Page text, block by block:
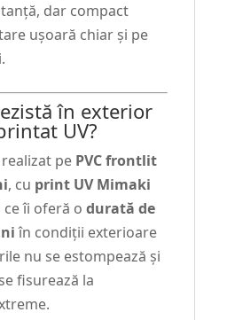
dar compact
ușoară chiar și pe
în exterior
UV?
pe PVC frontlit
, cu print UV Mimaki
ce îi oferă o durată de
în condiții exterioare
nu se estompează și
fisurează la